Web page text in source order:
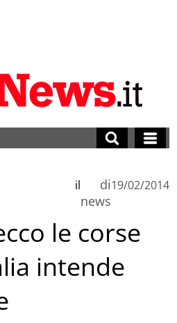
di
news
il 19/02/2014
le corse
intende